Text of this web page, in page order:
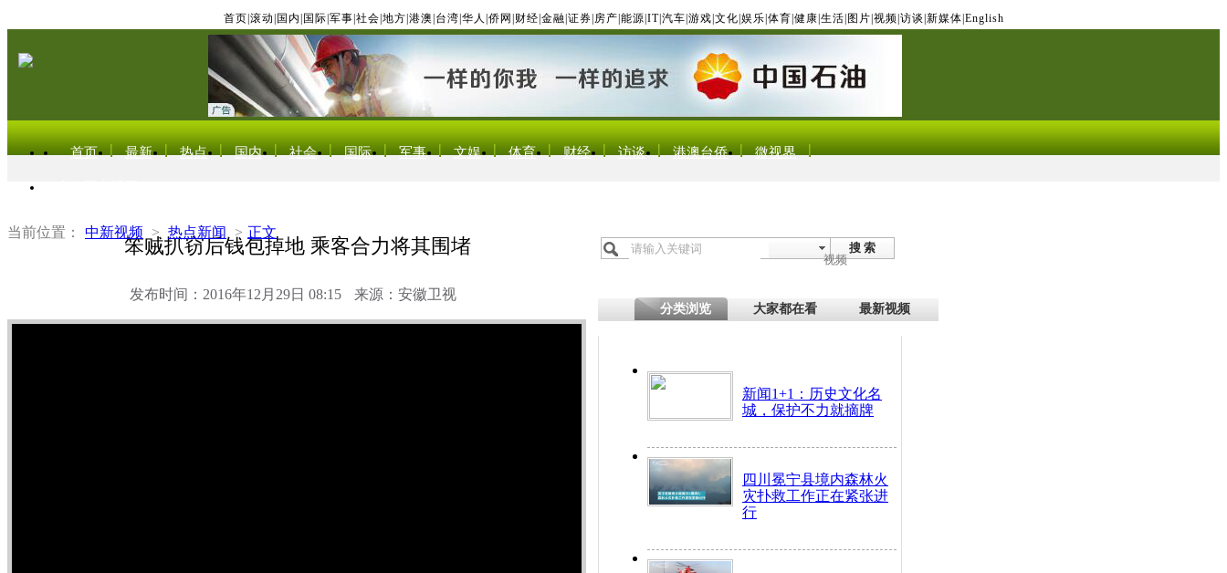
首页 滚动 国内 国际 军事 社会 地方 港澳 台湾 华人 侨网 财经 金融 证券 房产 能源 IT| 汽车 游戏 文化 娱乐 体育 健康 生活 图片 视频 访谈 新媒体 English
首页 最新 热点 国内 社会 国际 军事 文娱 体育 财经 访谈 港澳台侨 微视界
当前位置： 中新视频 > 热点新闻 > 正文
笨贼扒窃后钱包掉地 乘客合力将其围堵
发布时间：2016年12月29日 08:15 来源：安徽卫视
搜 索
视频
分类浏览 大家都在看 最新视频
新闻1+1：历史文化名
城，保护不力就摘牌
四川冕宁县境内森林火
灾扑救工作正在紧张进
行